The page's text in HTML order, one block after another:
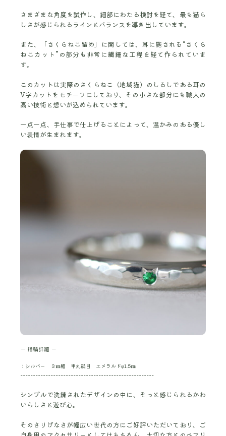
さまざまな角度を試作し、細部にわたる検討を経て、最も猫ら
しさが感じられるラインとバランスを導き出しています。
また、「さくらねこ留め」に関しては、耳に施される“さくら
ねこカット”の部分も非常に繊細な工程を経て作られていま
す。
このカットは実際のさくらねこ（地域猫）のしるしである耳の
V字カットをモチーフにしており、その小さな部分にも職人の
高い技術と想いが込められています。
一点一点、手仕事で仕上げることによって、温かみのある優し
い表情が生まれます。
ー 指輪詳細 ー
：シルバー ３㎜幅 甲丸鎚目 エメラルドφ1.5㎜
-----------------------------------------------------
シンプルで洗練されたデザインの中に、そっと感じられるかわ
いらしさと遊び心。
そのさりげなさが幅広い世代の方にご好評いただいており、ご